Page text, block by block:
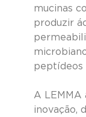
mucinas
produzir
peptídeos
A LEMMA
inovação,